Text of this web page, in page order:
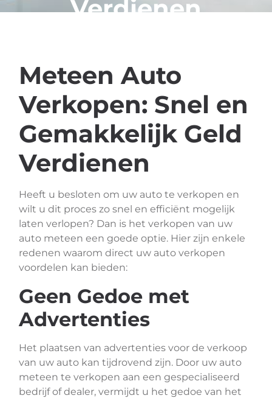
Verdienen
Meteen Auto
Verkopen: Snel en
Gemakkelijk Geld
Verdienen
Heeft u besloten om uw auto te verkopen en
wilt u dit proces zo snel en efficiënt mogelijk
laten verlopen? Dan is het verkopen van uw
auto meteen een goede optie. Hier zijn enkele
redenen waarom direct uw auto verkopen
voordelen kan bieden:
Geen Gedoe met
Advertenties
Het plaatsen van advertenties voor de verkoop
van uw auto kan tijdrovend zijn. Door uw auto
meteen te verkopen aan een gespecialiseerd
bedrijf of dealer, vermijdt u het gedoe van het